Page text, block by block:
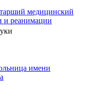
медицинский
и реанимации
имени